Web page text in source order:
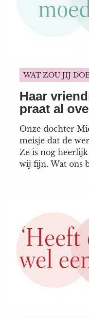
WAT ZOU JIJ
Haar
praat al
Onze dochter
meisje dat de
Ze is nog
wij fijn. Wat ons
erg bezig...